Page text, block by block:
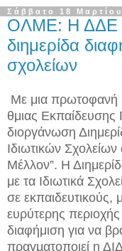
Σάββατο 18
ΟΛΜΕ: Η ΔΔΕ
διημερίδα
σχολείων
Με μια πρωτοφανή
θμιας
διοργάνωση
Ιδιωτικών
Μέλλον”. Η
με τα Ιδιωτικά
σε εκπαιδευτικούς,
ευρύτερης περιοχής
διαφήμιση για να
πραγματοποιεί η